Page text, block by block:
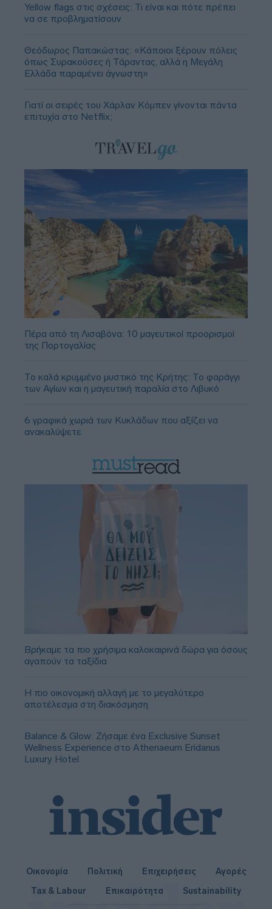
Yellow flags στις σχέσεις: Τι είναι και πότε πρέπει
να σε προβληματίσουν
Θεόδωρος Παπακώστας: «Κάποιοι ξέρουν πόλεις
όπως Συρακούσες ή Τάραντας, αλλά η Μεγάλη
Ελλάδα παραμένει άγνωστη»
Γιατί οι σειρές του Χάρλαν Κόμπεν γίνονται πάντα
επιτυχία στο Netflix;
Πέρα από τη Λισαβόνα: 10 μαγευτικοί προορισμοί
της Πορτογαλίας
Το καλά κρυμμένο μυστικό της Κρήτης: Το φαράγγι
των Αγίων και η μαγευτική παραλία στο Λιβυκό
6 γραφικά χωριά των Κυκλάδων που αξίζει να
ανακαλύψετε
Βρήκαμε τα πιο χρήσιμα καλοκαιρινά δώρα για όσους
αγαπούν τα ταξίδια
Η πιο οικονομική αλλαγή με το μεγαλύτερο
αποτέλεσμα στη διακόσμηση
Balance & Glow: Ζήσαμε ένα Exclusive Sunset
Wellness Experience στο Athenaeum Eridanus
Luxury Hotel
Οικονομία Πολιτική Επιχειρήσεις
Αγορές
Tax & Labour
Επικαιρότητα Sustainability